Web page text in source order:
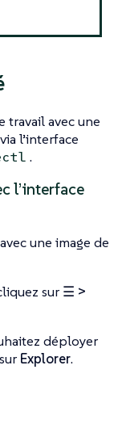
travail avec une
l’interface
.
l’interface
une image de
sur ☰ >
déployer
Explorer.